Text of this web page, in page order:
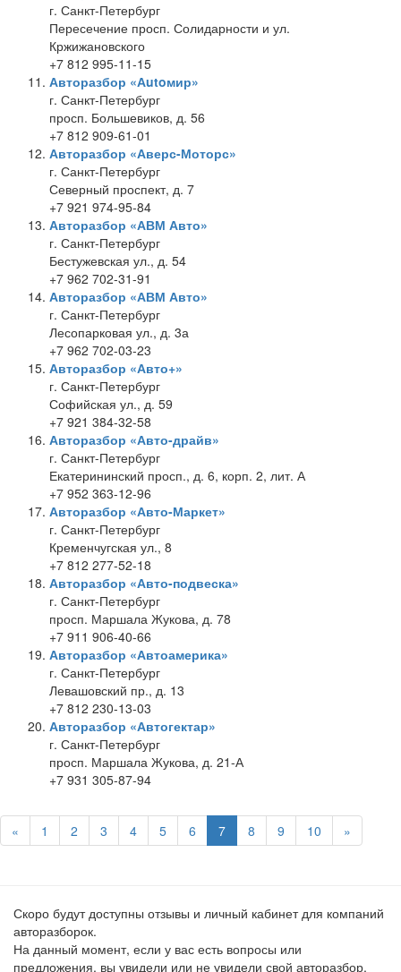
г. Санкт-Петербург
Пересечение просп. Солидарности и ул.
Кржижановского
+7 812 995-11-15
Авторазбор «Аutoмир»
г. Санкт-Петербург
просп. Большевиков, д. 56
+7 812 909-61-01
Авторазбор «Аверс-Моторс»
г. Санкт-Петербург
Северный проспект, д. 7
+7 921 974-95-84
Авторазбор «АВМ Авто»
г. Санкт-Петербург
Бестужевская ул., д. 54
+7 962 702-31-91
Авторазбор «АВМ Авто»
г. Санкт-Петербург
Лесопарковая ул., д. 3а
+7 962 702-03-23
Авторазбор «Авто+»
г. Санкт-Петербург
Софийская ул., д. 59
+7 921 384-32-58
Авторазбор «Авто-драйв»
г. Санкт-Петербург
Екатерининский просп., д. 6, корп. 2, лит. А
+7 952 363-12-96
Авторазбор «Авто-Маркет»
г. Санкт-Петербург
Кременчугская ул., 8
+7 812 277-52-18
Авторазбор «Авто-подвеска»
г. Санкт-Петербург
просп. Маршала Жукова, д. 78
+7 911 906-40-66
Авторазбор «Автоамерика»
г. Санкт-Петербург
Левашовский пр., д. 13
+7 812 230-13-03
Авторазбор «Автогектар»
г. Санкт-Петербург
просп. Маршала Жукова, д. 21-А
+7 931 305-87-94
« 1 2 3 4 5 6 7 8 9 10 »
Скоро будут доступны отзывы и личный кабинет для компаний
авторазборок.
На данный момент, если у вас есть вопросы или
предложения, вы увидели или не увидели свой авторазбор,